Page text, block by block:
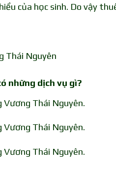
của học sinh. Do vậy
Thái Nguyên
những dịch vụ gì?
Vương Thái Nguyên.
Vương Thái Nguyên.
Vương Thái Nguyên.